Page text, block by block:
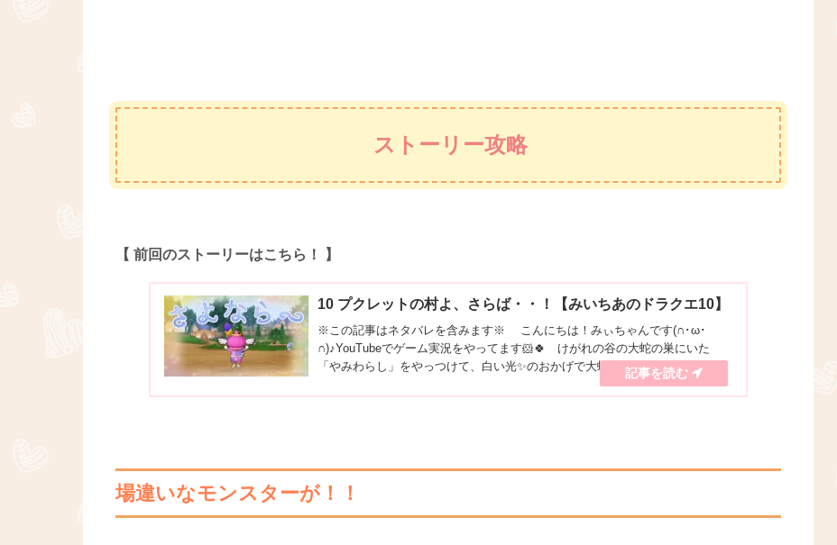
ストーリー攻略
【 前回のストーリーはこちら！ 】
10 プクレットの村よ、さらば・・！【みいちあのドラクエ10】
※この記事はネタバレを含みます※ こんにちは！みぃちゃんです(∩･ω･
∩)♪YouTubeでゲーム実況をやってます🐹🍀 けがれの谷の大蛇の巣にいた
「やみわらし」をやっつけて、白い光✨のおかげで大蛇も巣穴に戻ってくれた
場違いなモンスターが！！